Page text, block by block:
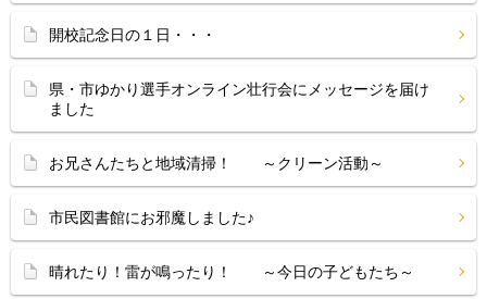
開校記念日の１日・・・
県・市ゆかり選手オンライン壮行会にメッセージを届け
ました
お兄さんたちと地域清掃！ ～クリーン活動～
市民図書館にお邪魔しました♪
晴れたり！雷が鳴ったり！ ～今日の子どもたち～